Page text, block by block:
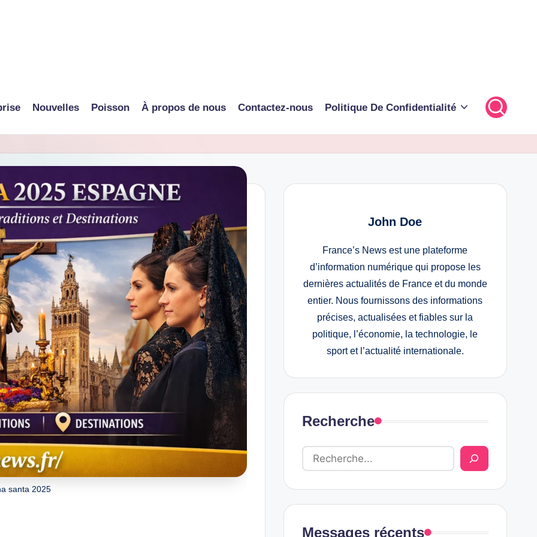
Nouvelles Poisson À propos de nous Contactez-nous Politique De Confidentialité
santa 2025
John Doe
France’s News est une plateforme
d’information numérique qui propose les
dernières actualités de France et du monde
entier. Nous fournissons des informations
précises, actualisées et fiables sur la
politique, l’économie, la technologie, le
sport et l’actualité internationale.
Recherche
Messages récents